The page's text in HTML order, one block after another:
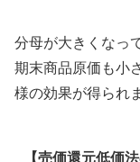
分母が大きくなっ
期末商品原価も小
様の効果が得られ
【売価還元低価